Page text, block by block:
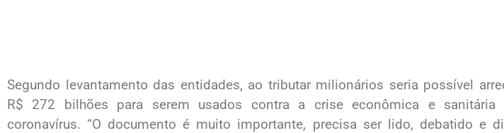
Segundo levantamento das entidades, ao tributar milionários seria possível
R$ 272 bilhões para serem usados contra a crise econômica e sanitária
coronavírus. “O documento é muito importante, precisa ser lido, debatido e